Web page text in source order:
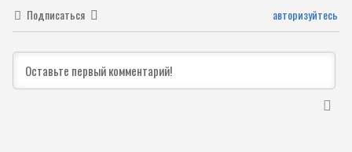
Подписаться авторизуйтесь